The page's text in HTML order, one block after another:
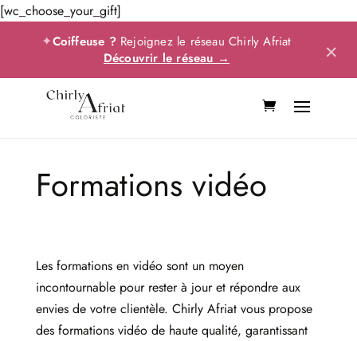
[wc_choose_your_gift]
✦Coiffeuse ?Rejoignez le réseau Chirly Afriat
Découvrir le réseau →
×
Formations vidéo
Les formations en vidéo sont un moyen
incontournable pour rester à jour et répondre aux
envies de votre clientèle. Chirly Afriat vous propose
des formations vidéo de haute qualité, garantissant